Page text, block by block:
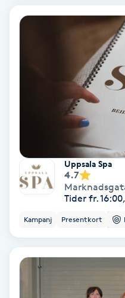
Kemisk peeling
Keratinbehandling
Kinesiologi
Uppsala Spa
4.7
Tider fr.
Kampanj Presentkort